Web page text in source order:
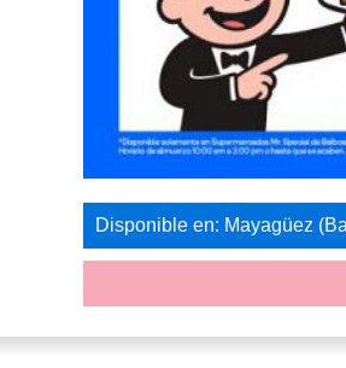
Disponible en: Mayagüez